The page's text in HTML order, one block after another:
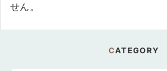
せん。
CATEGORY